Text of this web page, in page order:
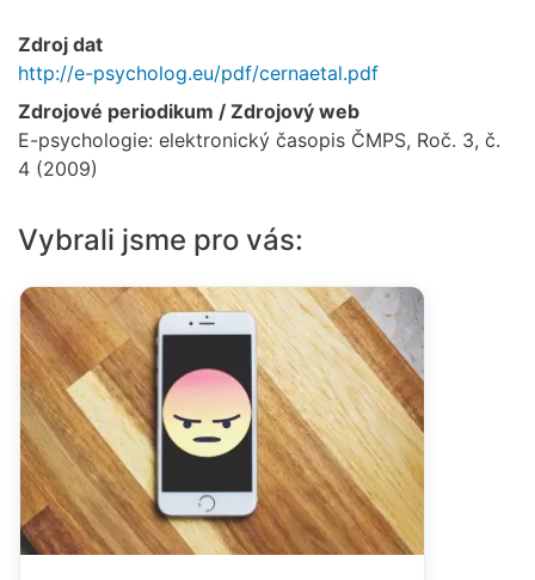
Zdroj dat
http://e-psycholog.eu/pdf/cernaetal.pdf
Zdrojové periodikum / Zdrojový web
E-psychologie: elektronický časopis ČMPS, Roč. 3, č.
4 (2009)
Vybrali jsme pro vás: